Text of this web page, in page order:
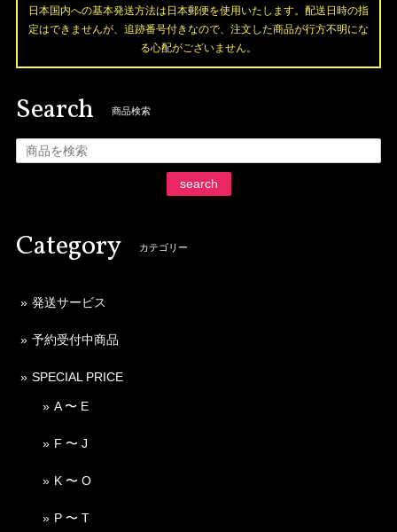
日本国内への基本発送方法は日本郵便を使用いたします。配送日時の指
定はできませんが、追跡番号付きなので、注文した商品が行方不明にな
る心配がございません。
Search 商品検索
search
Category カテゴリー
発送サービス
予約受付中商品
SPECIAL PRICE
A 〜 E
F 〜 J
K 〜 O
P 〜 T